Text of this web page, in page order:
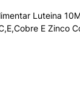
Luteina
E Zinco